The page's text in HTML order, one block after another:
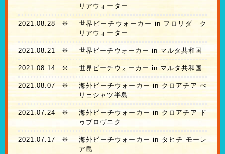
リアウォーター
2021.08.28 ❊
世界ビーチウォーカー in フロリダ ク
リアウォーター
2021.08.21 ❊ 世界ビーチウォーカー in マルタ共和国
2021.08.14❊ 世界ビーチウォーカー in マルタ共和国
2021.08.07❊
海外ビーチウォーカー in クロアチア ぺ
リェシャツ半島
2021.07.24 ❊
海外ビーチウォーカー in クロアチア ド
ゥブロヴニク
2021.07.17 ❊
海外ビーチウォーカー in タヒチ モーレ
ア島